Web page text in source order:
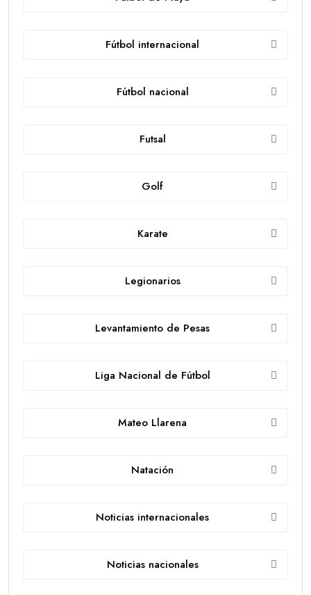
Fútbol internacional
Fútbol nacional
Futsal
Golf
Karate
Legionarios
Levantamiento de Pesas
Liga Nacional de Fútbol
Mateo Llarena
Natación
Noticias internacionales
Noticias nacionales